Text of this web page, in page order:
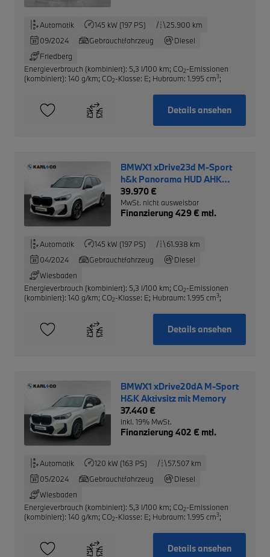
Automatik 145 kW (197 PS)
25.900 km
09/2024
Gebrauchtfahrzeug
Diesel
Friedberg
Energieverbrauch (kombiniert): 5,3 l/100 km; CO2-Emissionen
(kombiniert): 140 g/km; CO2-Klasse: E; Hubraum: 1.995 cm3;
Details ansehen
BMWX1 xDrive23d M-Sport
h&k Panorama HUD AHK
Aktivsitz
39.970 €
MwSt. nicht ausweisbar
Finanzierung 429 € mtl.
Automatik 145 kW (197 PS)
61.938 km
04/2024
Gebrauchtfahrzeug
Diesel
Wiesbaden
Energieverbrauch (kombiniert): 5,3 l/100 km; CO2-Emissionen
(kombiniert): 140 g/km; CO2-Klasse: E; Hubraum: 1.995 cm3;
Details ansehen
BMWX1 xDrive20dA M-Sport
H&K Aktivsitz mit Memory
37.440 €
inkl. 19% MwSt.
Finanzierung 402 € mtl.
Automatik 120 kW (163 PS)
57.507 km
05/2024
Gebrauchtfahrzeug
Diesel
Wiesbaden
Energieverbrauch (kombiniert): 5,3 l/100 km; CO2-Emissionen
(kombiniert): 140 g/km; CO2-Klasse: E; Hubraum: 1.995 cm3;
Details ansehen